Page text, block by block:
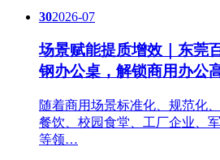
302026-07
场景赋能提质增效｜东莞
钢办公桌，解锁商用办公
随着商用场景标准化、规范化
餐饮、校园食堂、工厂企业、
等领…